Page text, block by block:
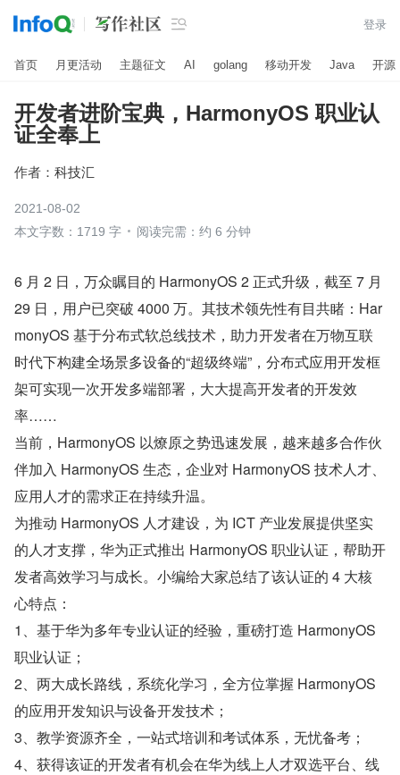
 登录
首页 月更活动 主题征文 AI golang 移动开发 Java 开源
开发者进阶宝典，HarmonyOS 职业认
证全奉上
作者： 科技汇
2021-08-02
本文字数：1719 字
阅读完需：约 6 分钟
6 月 2 日，万众瞩目的 HarmonyOS 2 正式升级，截至 7 月
29 日，用户已突破 4000 万。其技术领先性有目共睹：Har
monyOS 基于分布式软总线技术，助力开发者在万物互联
时代下构建全场景多设备的“超级终端”，分布式应用开发框
架可实现一次开发多端部署，大大提高开发者的开发效
率……
当前，HarmonyOS 以燎原之势迅速发展，越来越多合作伙
伴加入 HarmonyOS 生态，企业对 HarmonyOS 技术人才、
应用人才的需求正在持续升温。
为推动 HarmonyOS 人才建设，为 ICT 产业发展提供坚实
的人才支撑，华为正式推出 HarmonyOS 职业认证，帮助开
发者高效学习与成长。小编给大家总结了该认证的 4 大核
心特点：
1、基于华为多年专业认证的经验，重磅打造 HarmonyOS
职业认证；
2、两大成长路线，系统化学习，全方位掌握 HarmonyOS
的应用开发知识与设备开发技术；
3、教学资源齐全，一站式培训和考试体系，无忧备考；
4、获得该证的开发者有机会在华为线上人才双选平台、线